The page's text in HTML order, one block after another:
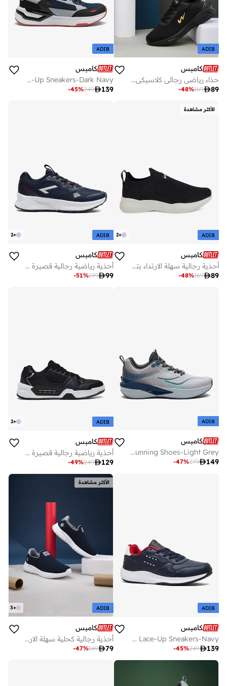
ADIB
كامبس
حذاء رياضي رجالي كلاسيكي أسود قصير برباط جريء مريح كاجوال
89
169
-48%
ADIB
كامبس
Men Cove Motion Massage Tech Lace-Up Sneakers-Dark Navy
139
249
-45%
الأكثر مشاهدة
+
2 ADIB
كامبس
أحذية رجالية سهلة الارتداء بتصميم بسيط وخفيف الوزن
89
169
-48%
+
2 ADIB
كامبس
أحذية رياضية رجالية قصيرة بتصميم عصري خفيف الوزن
99
199
-51%
ADIB
كامبس
Men Juniper Bubble Yoga Max Lace-Up Running Shoes-Light Grey
149
279
-47%
+
2 ADIB
كامبس
أحذية رياضية رجالية قصيرة بتصميم عصري خفيف الوزن
129
249
-49%
ADIB
كامبس
Men Credit Navy Motion Massage Lace-Up Sneakers-Navy
139
249
-45%
الأكثر مشاهدة
+
3 ADIB
كامبس
أحذية رجالية كحلية سهلة الارتداء خفيفة بتصميم بسيط وأنيق
79
149
-47%